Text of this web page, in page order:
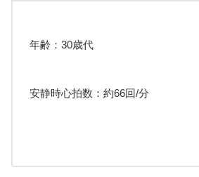
年齢：30歳代
安静時心拍数：約66回/分